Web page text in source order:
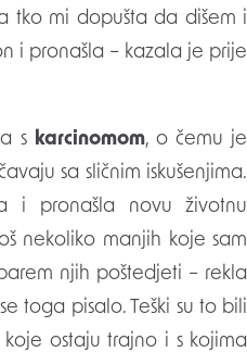
tko mi dopušta da dišem i
i pronašla – kazala je prije
s karcinomom, o čemu je
sa sličnim iskušenjima.
i pronašla novu životnu
nekoliko manjih koje sam
njih poštedjeti – rekla
toga pisalo. Teški su to bili
ostaju trajno i s kojima